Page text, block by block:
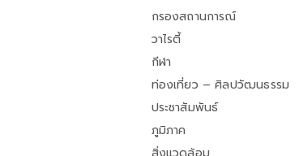
กรองสถานการณ์
วาไรตี้
กีฬา
ท่องเที่ยว – ศิลปวัฒนธรรม
ประชาสัมพันธ์
ภูมิภาค